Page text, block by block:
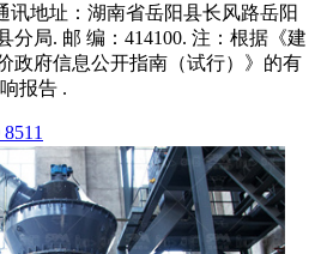
讯地址：湖南省岳阳县长风路岳阳
分局. 邮 编：414100. 注：根据《建
政府信息公开指南（试行）》的有
报告 .